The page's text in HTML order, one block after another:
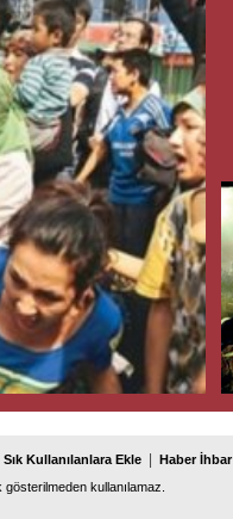
Sık Kullanılanlara Ekle Haber İhbar
kullanılamaz.